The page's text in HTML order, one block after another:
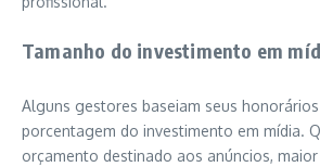
Tamanho do investimento em
Alguns gestores baseiam seus
porcentagem do investimento em mídia.
orçamento destinado aos anúncios,